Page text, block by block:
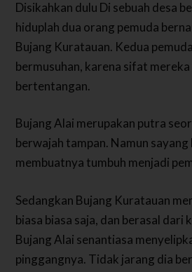
Disikahkan dulu Di sebuah desa
hiduplah dua orang pemuda
Bujang Kuratauan. Kedua
bermusuhan, karena sifat
bertentangan.
Bujang Alai merupakan putra
berwajah tampan. Namun
membuatnya tumbuh menjadi
Sedangkan Bujang Kuratauan
biasa biasa saja, dan berasal dari
Bujang Alai senantiasa
pinggangnya. Tidak jarang dia